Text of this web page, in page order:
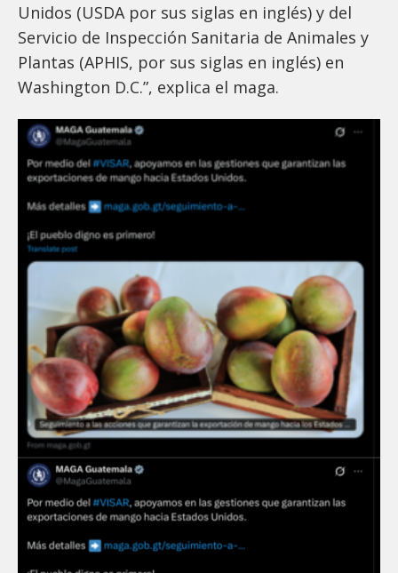
Unidos (USDA por sus siglas en inglés) y del
Servicio de Inspección Sanitaria de Animales y
Plantas (APHIS, por sus siglas en inglés) en
Washington D.C.”, explica el maga.